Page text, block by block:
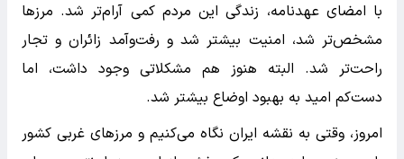
با امضای عهدنامه، زندگی این مردم کمی آرام‌تر شد. مرزها
مشخص‌تر شد، امنیت بیشتر شد و رفت‌وآمد زائران و تجار
راحت‌تر شد. البته هنوز هم مشکلاتی وجود داشت، اما
دست‌کم امید به بهبود اوضاع بیشتر شد.
امروز، وقتی به نقشه ایران نگاه می‌کنیم و مرزهای غربی کشور